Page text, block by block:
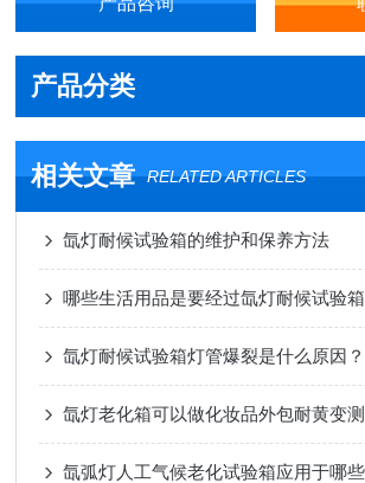
产品分类
相关文章 RELATED ARTICLES
氙灯耐候试验箱的维护和保养方法
氙灯耐候试验箱灯管爆裂是什么原因？
氙灯老化箱可以做化妆品外包耐黄变
氙弧灯人工气候老化试验箱应用于哪